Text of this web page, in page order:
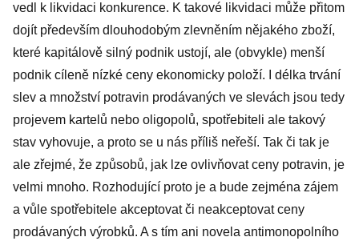
vedl k likvidaci konkurence. K takové likvidaci může přitom
dojít především dlouhodobým zlevněním nějakého zboží,
které kapitálově silný podnik ustojí, ale (obvykle) menší
podnik cíleně nízké ceny ekonomicky položí. I délka trvání
slev a množství potravin prodávaných ve slevách jsou tedy
projevem kartelů nebo oligopolů, spotřebiteli ale takový
stav vyhovuje, a proto se u nás příliš neřeší. Tak či tak je
ale zřejmé, že způsobů, jak lze ovlivňovat ceny potravin, je
velmi mnoho. Rozhodující proto je a bude zejména zájem
a vůle spotřebitele akceptovat či neakceptovat ceny
prodávaných výrobků. A s tím ani novela antimonopolního